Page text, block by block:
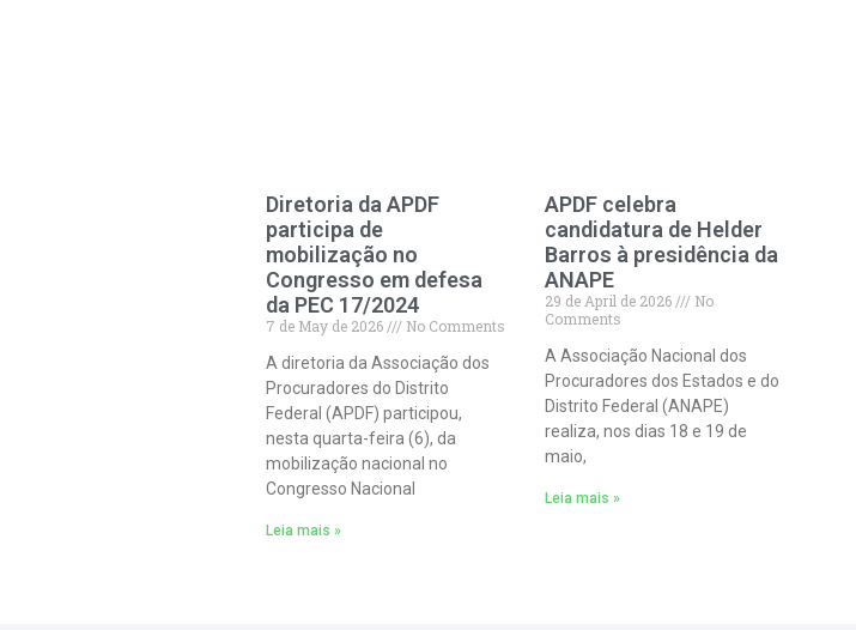
Diretoria da APDF
participa de
mobilização no
Congresso em defesa
da PEC 17/2024
7 de May de 2026
No Comments
A diretoria da Associação dos
Procuradores do Distrito
Federal (APDF) participou,
nesta quarta-feira (6), da
mobilização nacional no
Congresso Nacional
Leia mais »
APDF celebra
candidatura de Helder
Barros à presidência da
ANAPE
29 de April de 2026
No
Comments
A Associação Nacional dos
Procuradores dos Estados e do
Distrito Federal (ANAPE)
realiza, nos dias 18 e 19 de
maio,
Leia mais »